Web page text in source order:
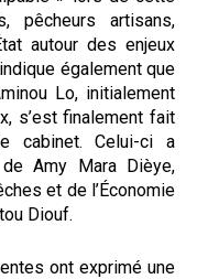
pêcheurs artisans,
autour des enjeux
également que
Lo, initialement
s’est finalement fait
cabinet. Celui-ci a
Amy Mara Dièye,
et de l’Économie
Diouf.
ont exprimé une